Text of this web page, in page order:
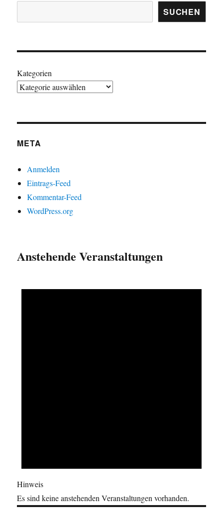
SUCHEN
Kategorien
META
Anmelden
Eintrags-Feed
Kommentar-Feed
WordPress.org
Anstehende Veranstaltungen
Hinweis
Es sind keine anstehenden Veranstaltungen vorhanden.